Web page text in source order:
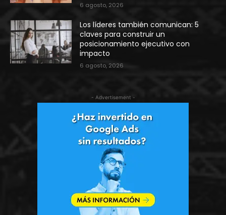
6 agosto, 2026
Los líderes también comunican: 5
claves para construir un
posicionamiento ejecutivo con
impacto
6 agosto, 2026
- Advertisement -